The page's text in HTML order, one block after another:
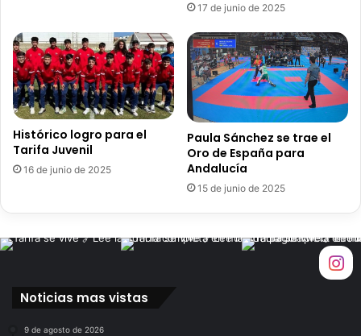
a
r
g
a
m
n
c
l
17 de junio de 2025
Histórico logro para el
Tarifa Juvenil
16 de junio de 2025
Paula Sánchez se trae el
Oro de España para
Andalucía
15 de junio de 2025
Noticias mas vistas
9 de agosto de 2026